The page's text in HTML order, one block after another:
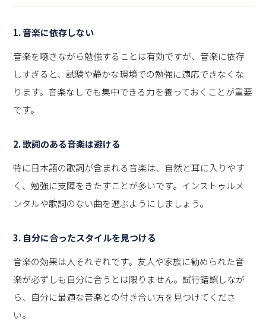
1. 音楽に依存しない
音楽を聴きながら勉強することは有効ですが、音楽に依存
しすぎると、試験や静かな環境での勉強に適応できなくな
ります。音楽なしでも集中できる力を養っておくことが重要
です。
2. 歌詞のある音楽は避ける
特に日本語の歌詞が含まれる音楽は、自然と耳に入りやす
く、勉強に支障をきたすことが多いです。インストゥルメ
ンタルや歌詞のない曲を選ぶようにしましょう。
3. 自分に合ったスタイルを見つける
音楽の効果は人それぞれです。友人や家族に勧められた音
楽が必ずしも自分に合うとは限りません。試行錯誤しなが
ら、自分に最適な音楽との付き合い方を見つけてくださ
い。